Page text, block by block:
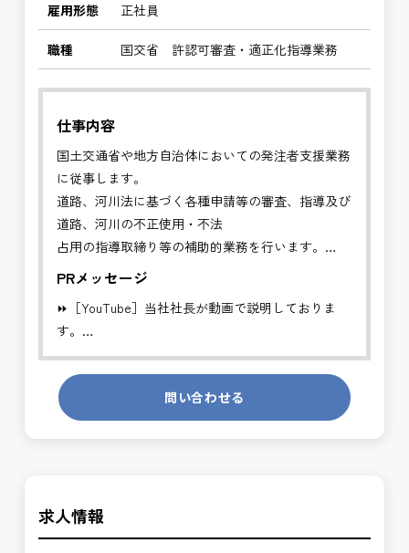
雇用形態 正社員
職種 国交省 許認可審査・適正化指導業務
仕事内容
国土交通省や地方自治体においての発注者支援業務
に従事します。
道路、河川法に基づく各種申請等の審査、指導及び
道路、河川の不正使用・不法
占用の指導取締り等の補助的業務を行います。
より適切な道路、河川利用を推進することを目的と
する業務です。
※基本的に、土日祝祭日は、休日となります。
＊受注が多く、増員募集しております。
か？
PRメッセージ
⏩［YouTube］当社社長が動画で説明しておりま
す。
https://youtube.com/channel/
発注者側の立場で業務を行う、やりがいのあるお仕
事です。
長期的にお仕事が出来る方を募集しております。
✅ストレスのない、上下関係を気にしなくてもよい
職場環境
問い合わせる
求人情報